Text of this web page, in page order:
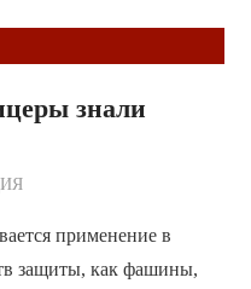
знали
применение в
защиты, как фашины,